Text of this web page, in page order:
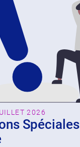
2026
Spéciales